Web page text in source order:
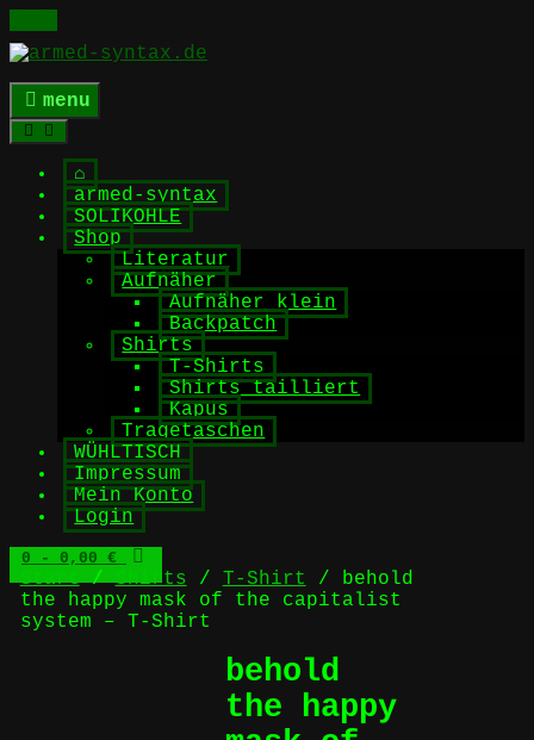
Skip
to
content
menu
⌂
armed-syntax
SOLIKOHLE
Shop
Literatur
Aufnäher
Aufnäher klein
Backpatch
Shirts
T-Shirts
Shirts tailliert
Kapus
Tragetaschen
WÜHLTISCH
Impressum
Mein Konto
Login
0 - 0,00 €
Start/Shirts / T-Shirt / behold
the happy mask of the capitalist
system – T-Shirt
behold
the happy